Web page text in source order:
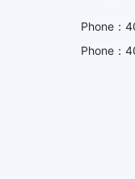
Phone ：
Phone ：